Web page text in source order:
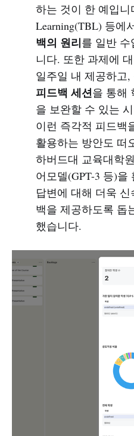
하는 것이 한 예입니
Learning(TBL) 등에
백의 원리를 일반 수
니다. 또한 과제에
일주일 내 제공하고
피드백 세션을 통해
을 보완할 수 있는
이런 즉각적 피드백
활용하는 방안도 떠
하버드대 교육대학
어모델(GPT-3 등)을
답변에 대해 더욱
백을 제공하도록 돕
했습니다.